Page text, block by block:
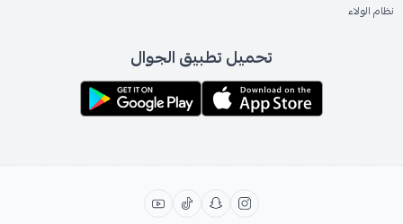
نظام الولاء
تحميل تطبيق الجوال